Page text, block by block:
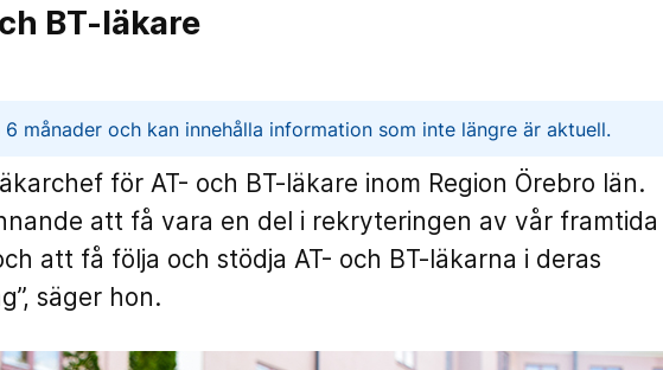
BT-läkare
6 månader och kan innehålla information som inte längre är aktuell.
för AT- och BT-läkare inom Region Örebro län.
att få vara en del i rekryteringen av vår framtida
att få följa och stödja AT- och BT-läkarna i deras
säger hon.